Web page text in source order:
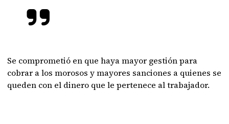
Se comprometió en que haya mayor gestión para
cobrar a los morosos y mayores sanciones a quienes se
queden con el dinero que le pertenece al trabajador.